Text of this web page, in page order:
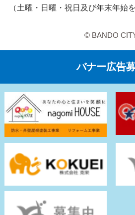
（土曜・日曜・祝日及び年末年始を
© BANDO
バナー広告